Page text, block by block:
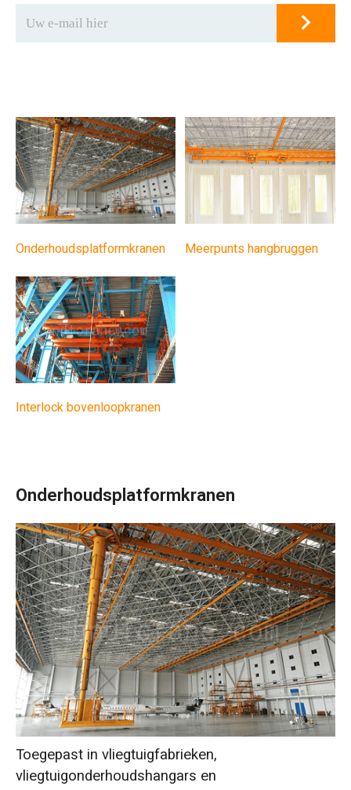
Onderhoudsplatformkranen Meerpunts hangbruggen
Interlock bovenloopkranen
Onderhoudsplatformkranen
Toegepast in vliegtuigfabrieken,
vliegtuigonderhoudshangars en